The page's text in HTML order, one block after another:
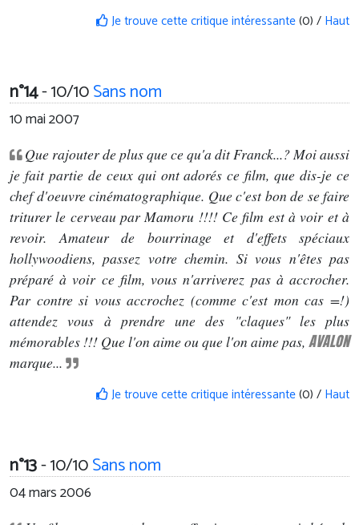
Je trouve cette critique intéressante(0) / Haut
n°14- 10/10Sans nom
10 mai 2007
Que rajouter de plus que ce qu'a dit Franck...? Moi aussi
je fait partie de ceux qui ont adorés ce film, que dis-je ce
chef d'oeuvre cinématographique. Que c'est bon de se faire
triturer le cerveau par Mamoru !!!! Ce film est à voir et à
revoir. Amateur de bourrinage et d'effets spéciaux
hollywoodiens, passez votre chemin. Si vous n'êtes pas
préparé à voir ce film, vous n'arriverez pas à accrocher.
Par contre si vous accrochez (comme c'est mon cas =!)
attendez vous à prendre une des "claques" les plus
mémorables !!! Que l'on aime ou que l'on aime pas, AVALON
marque...
Je trouve cette critique intéressante(0) / Haut
n°13- 10/10Sans nom
04 mars 2006